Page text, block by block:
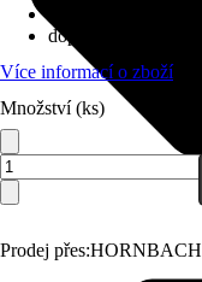
Prodej přes:HORNBACH
doporučení k lepení
Více informací o zboží
Množství (ks)